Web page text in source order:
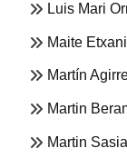
Luis Mari
Maite
Martín
Martin
Martin